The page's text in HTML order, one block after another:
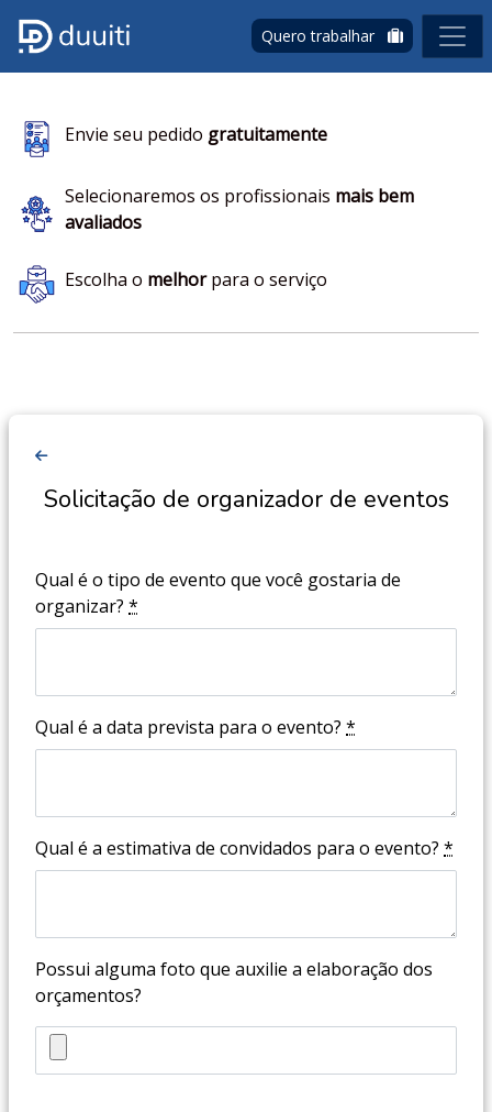
Quero trabalhar
Envie seu pedido gratuitamente
Selecionaremos os profissionais mais bem
avaliados
Escolha o melhorpara o serviço
Solicitação de organizador de eventos
Qual é o tipo de evento que você gostaria de
organizar? *
Qual é a data prevista para o evento? *
Qual é a estimativa de convidados para o evento? *
Possui alguma foto que auxilie a elaboração dos
orçamentos?